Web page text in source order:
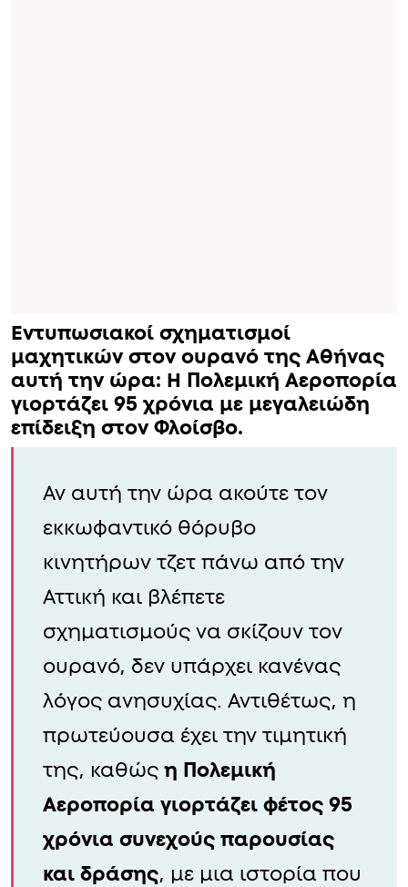
Εντυπωσιακοί σχηματισμοί
μαχητικών στον ουρανό της Αθήνας
αυτή την ώρα: Η Πολεμική Αεροπορία
γιορτάζει 95 χρόνια με μεγαλειώδη
επίδειξη στον Φλοίσβο.
Αν αυτή την ώρα ακούτε τον
εκκωφαντικό θόρυβο
κινητήρων τζετ πάνω από την
Αττική και βλέπετε
σχηματισμούς να σκίζουν τον
ουρανό, δεν υπάρχει κανένας
λόγος ανησυχίας. Αντιθέτως, η
πρωτεύουσα έχει την τιμητική
της, καθώς η Πολεμική
Αεροπορία γιορτάζει φέτος 95
χρόνια συνεχούς παρουσίας
και δράσης, με μια ιστορία που